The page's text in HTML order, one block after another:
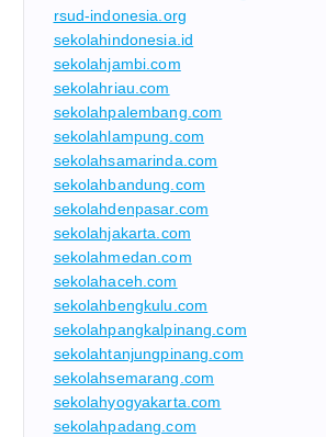
rsud-indonesia.org
sekolahindonesia.id
sekolahjambi.com
sekolahriau.com
sekolahpalembang.com
sekolahlampung.com
sekolahsamarinda.com
sekolahbandung.com
sekolahdenpasar.com
sekolahjakarta.com
sekolahmedan.com
sekolahaceh.com
sekolahbengkulu.com
sekolahpangkalpinang.com
sekolahtanjungpinang.com
sekolahsemarang.com
sekolahyogyakarta.com
sekolahpadang.com